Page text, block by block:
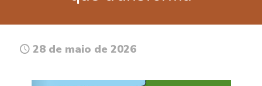
28 de maio de 2026